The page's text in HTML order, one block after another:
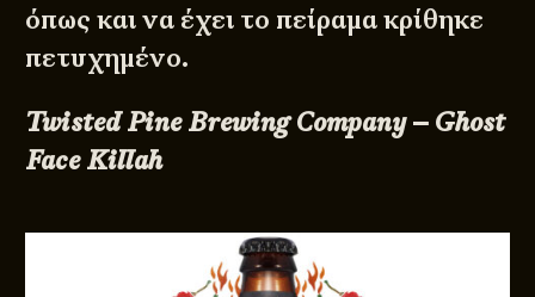
όπως και να έχει το πείραμα κρίθηκε
πετυχημένο.
Twisted Pine Brewing Company – Ghost
Face Killah